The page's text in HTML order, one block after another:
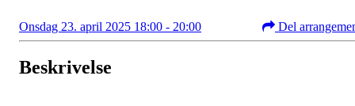
Onsdag 23. april 2025 18:00 - 20:00 Del
Beskrivelse